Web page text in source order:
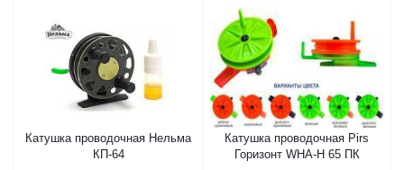
Катушка проводочная Нельма
КП-64
Катушка проводочная Pirs
Горизонт WHA-H 65 ПК